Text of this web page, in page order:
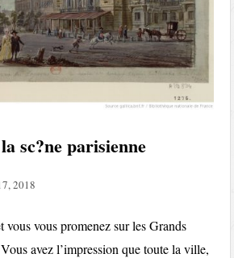
sc?ne parisienne
2018
vous vous promenez sur les Grands
avez l’impression que toute la ville,